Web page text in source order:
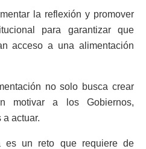
la reflexión y promover
para garantizar que
acceso a una alimentación
no solo busca crear
motivar a los Gobiernos,
actuar.
es un reto que requiere de